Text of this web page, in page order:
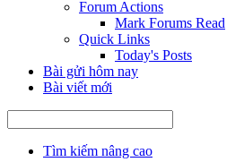
Forum Actions
Mark Forums Read
Quick Links
Today's Posts
Bài gửi hôm nay
Bài viết mới
Tìm kiếm nâng cao